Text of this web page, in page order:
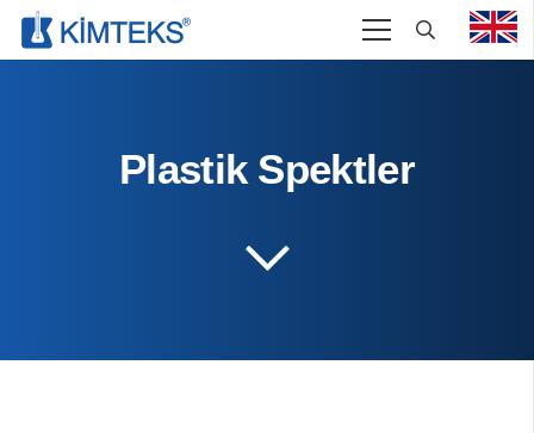
Plastik Spektler